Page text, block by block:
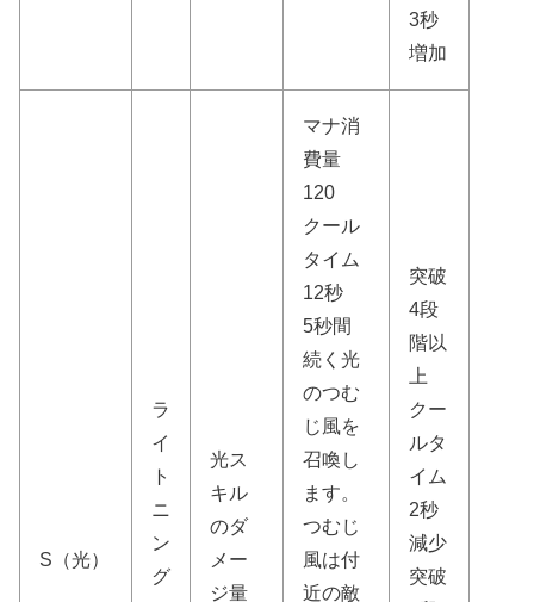
3秒
増加
S（光）
ラ
イ
ト
ニ
ン
グ
光ス
キル
のダ
メー
ジ量
マナ消
費量
120
クール
タイム
12秒
5秒間
続く光
のつむ
じ風を
召喚し
ます。
つむじ
風は付
近の敵
突破
4段
階以
上
クー
ルタ
イム
2秒
減少
突破